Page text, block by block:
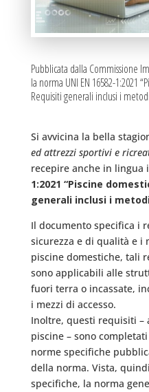
Pubblicata dalla Commissione
la norma UNI EN 16582-1:2021
Requisiti generali inclusi i
Si avvicina la bella
ed attrezzi sportivi e
recepire anche in lingua
1:2021 “Piscine
generali inclusi i
Il documento specifica i
sicurezza e di qualità e i
piscine domestiche, tali
sono applicabili alle
fuori terra o incassate,
i mezzi di accesso.
Inoltre, questi requisiti
piscine – sono
norme specifiche
della norma. Vista,
specifiche, la norma